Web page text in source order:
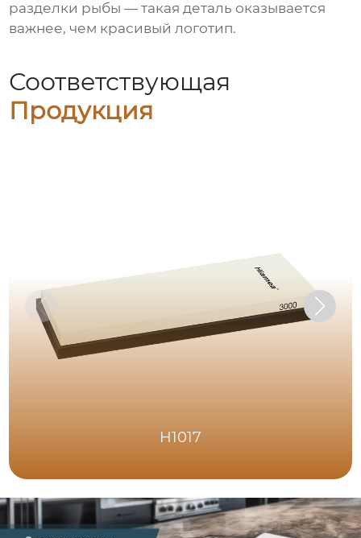
разделки рыбы — такая деталь оказывается
важнее, чем красивый логотип.
Соответствующая
Продукция
H1017